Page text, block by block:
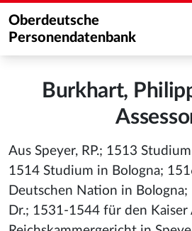
Oberdeutsche
Personendatenbank
Burkhart,
Aus Speyer, RP.; 1513
1514 Studium in Bologna;
Deutschen Nation in
Dr.; 1531-1544 für den Kaiser